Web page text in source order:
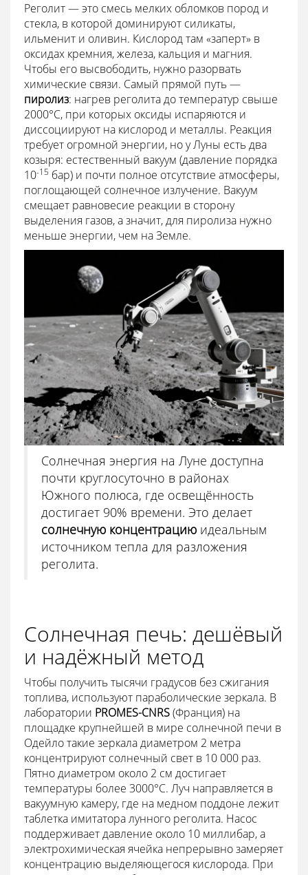
Реголит — это смесь мелких обломков пород и
стекла, в которой доминируют силикаты,
ильменит и оливин. Кислород там «заперт» в
оксидах кремния, железа, кальция и магния.
Чтобы его высвободить, нужно разорвать
химические связи. Самый прямой путь —
пиролиз: нагрев реголита до температур свыше
2000°C, при которых оксиды испаряются и
диссоциируют на кислород и металлы. Реакция
требует огромной энергии, но у Луны есть два
козыря: естественный вакуум (давление порядка
10-15 бар) и почти полное отсутствие атмосферы,
поглощающей солнечное излучение. Вакуум
смещает равновесие реакции в сторону
выделения газов, а значит, для пиролиза нужно
меньше энергии, чем на Земле.
Солнечная энергия на Луне доступна
почти круглосуточно в районах
Южного полюса, где освещённость
достигает 90% времени. Это делает
солнечную концентрацию идеальным
источником тепла для разложения
реголита.
Солнечная печь: дешёвый
и надёжный метод
Чтобы получить тысячи градусов без сжигания
топлива, используют параболические зеркала. В
лаборатории PROMES-CNRS(Франция) на
площадке крупнейшей в мире солнечной печи в
Одейло такие зеркала диаметром 2 метра
концентрируют солнечный свет в 10 000 раз.
Пятно диаметром около 2 см достигает
температуры более 3000°C. Луч направляется в
вакуумную камеру, где на медном поддоне лежит
таблетка имитатора лунного реголита. Насос
поддерживает давление около 10 миллибар, а
электрохимическая ячейка непрерывно замеряет
концентрацию выделяющегося кислорода. При